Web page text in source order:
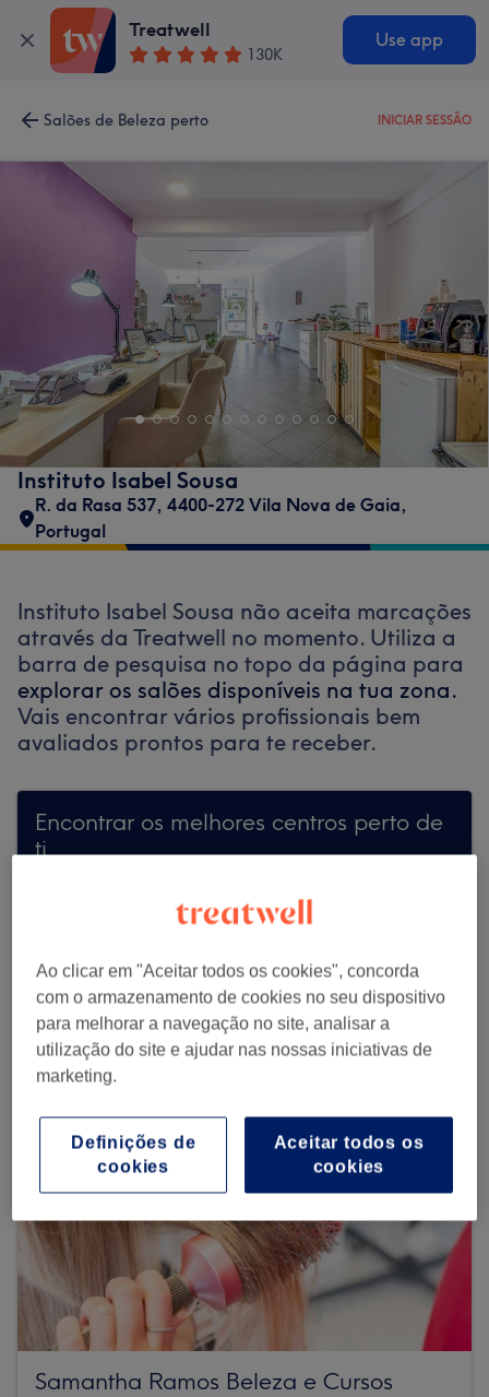
Treatwell
130K
Use app
Salões de Beleza perto INICIAR SESSÃO
Instituto Isabel Sousa
R. da Rasa 537, 4400-272 Vila Nova de Gaia,
Portugal
Instituto Isabel Sousa não aceita marcações
através da Treatwell no momento. Utiliza a
barra de pesquisa no topo da página para
explorar os salões disponíveis na tua zona.
Vais encontrar vários profissionais bem
avaliados prontos para te receber.
Encontrar os melhores centros perto de
ti
Procurar Treatwell
Samantha Ramos Beleza e Cursos
Ao clicar em "Aceitar todos os cookies", concorda
com o armazenamento de cookies no seu dispositivo
para melhorar a navegação no site, analisar a
utilização do site e ajudar nas nossas iniciativas de
marketing.
Aceitar todos os
cookies
Definições de
cookies